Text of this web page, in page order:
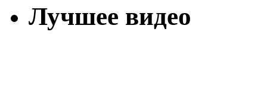
Лучшее видео